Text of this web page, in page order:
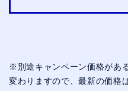
※別途キャンペーン価格があ
変わりますので、最新の価格